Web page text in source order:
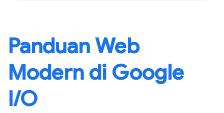
Panduan Web
Modern di Google
I / O